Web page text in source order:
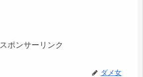
スポンサーリンク
ダメ女